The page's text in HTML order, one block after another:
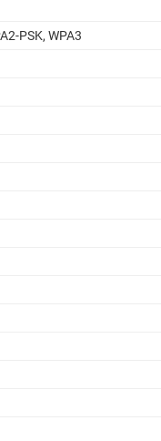
PSK, WPA3